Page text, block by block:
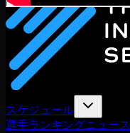
スケジュール
選手ランキングニュース